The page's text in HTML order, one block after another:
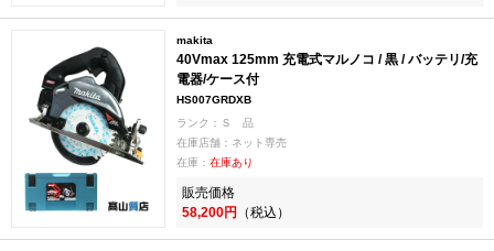
makita
40Vmax 125mm 充電式マルノコ / 黒 / バッテリ/充
電器/ケース付
HS007GRDXB
ランク：Ｓ 品
在庫店舗：ネット専売
在庫： 在庫あり
販売価格
58,200円 （税込）